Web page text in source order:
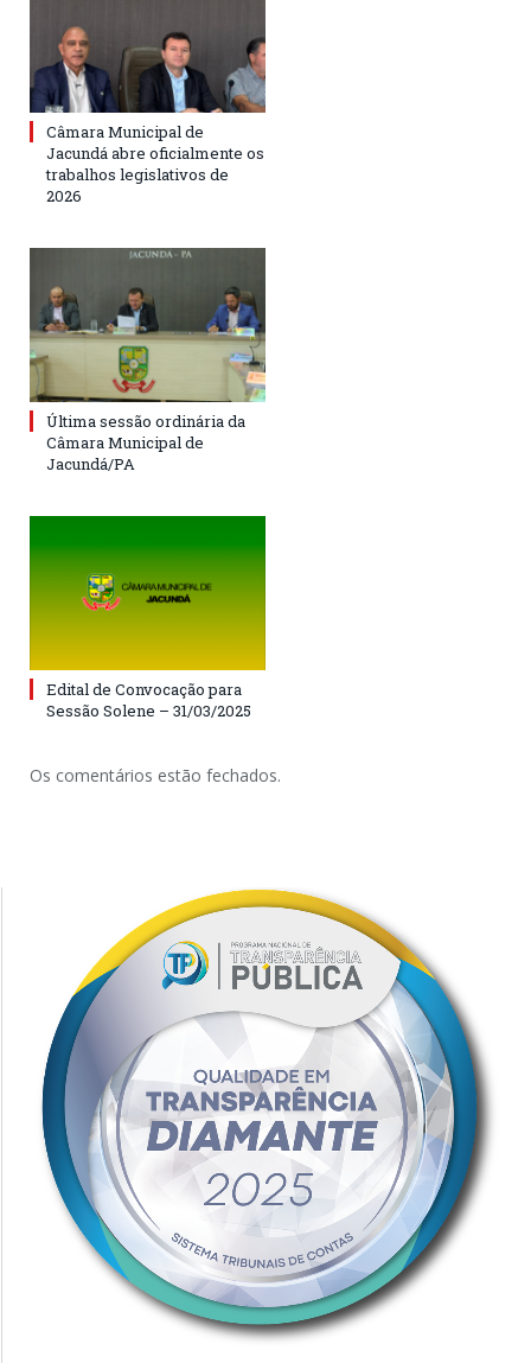
Câmara Municipal de
Jacundá abre oficialmente os
trabalhos legislativos de
2026
Última sessão ordinária da
Câmara Municipal de
Jacundá/PA
Edital de Convocação para
Sessão Solene – 31/03/2025
Os comentários estão fechados.